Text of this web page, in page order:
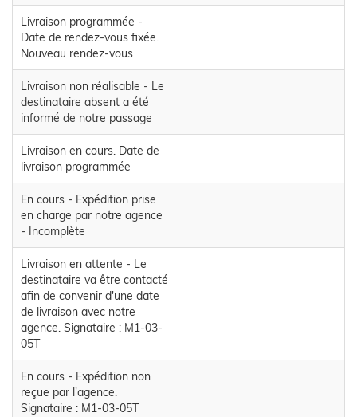
Livraison programmée -
Date de rendez-vous fixée.
Nouveau rendez-vous
Livraison non réalisable - Le
destinataire absent a été
informé de notre passage
Livraison en cours. Date de
livraison programmée
En cours - Expédition prise
en charge par notre agence
- Incomplète
Livraison en attente - Le
destinataire va être contacté
afin de convenir d'une date
de livraison avec notre
agence. Signataire : M1-03-
05T
En cours - Expédition non
reçue par l'agence.
Signataire : M1-03-05T